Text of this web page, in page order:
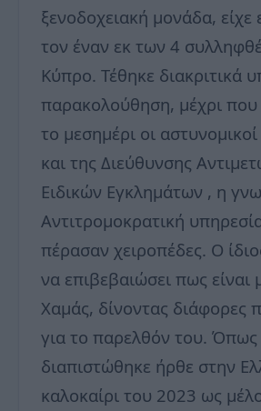
ξενοδοχειακή μονάδα, είχε
τον έναν εκ των 4
Κύπρο. Τέθηκε διακριτικά
παρακολούθηση, μέχρι
το μεσημέρι οι
και της Διεύθυνσης
Ειδικών Εγκλημάτων , η
Αντιτρομοκρατική
πέρασαν χειροπέδες. Ο
να επιβεβαιώσει πως είναι
Χαμάς, δίνοντας διάφορες
για το παρελθόν του. Όπως
διαπιστώθηκε ήρθε στην
καλοκαίρι του 2023 ως